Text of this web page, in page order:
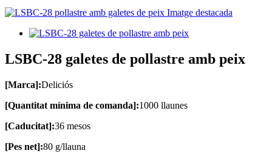
LSBC-28 galetes de pollastre amb peix
[Marca]:Deliciós
[Quantitat mínima de comanda]:1000 llaunes
[Caducitat]:36 mesos
[Pes net]:80 g/llauna